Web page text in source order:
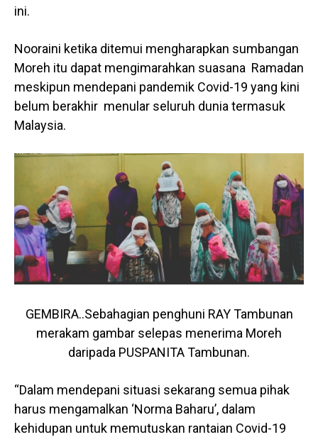
ini.
Nooraini ketika ditemui mengharapkan sumbangan
Moreh itu dapat mengimarahkan suasana Ramadan
meskipun mendepani pandemik Covid-19 yang kini
belum berakhir menular seluruh dunia termasuk
Malaysia.
GEMBIRA..Sebahagian penghuni RAY Tambunan
merakam gambar selepas menerima Moreh
daripada PUSPANITA Tambunan.
“Dalam mendepani situasi sekarang semua pihak
harus mengamalkan ‘Norma Baharu’, dalam
kehidupan untuk memutuskan rantaian Covid-19